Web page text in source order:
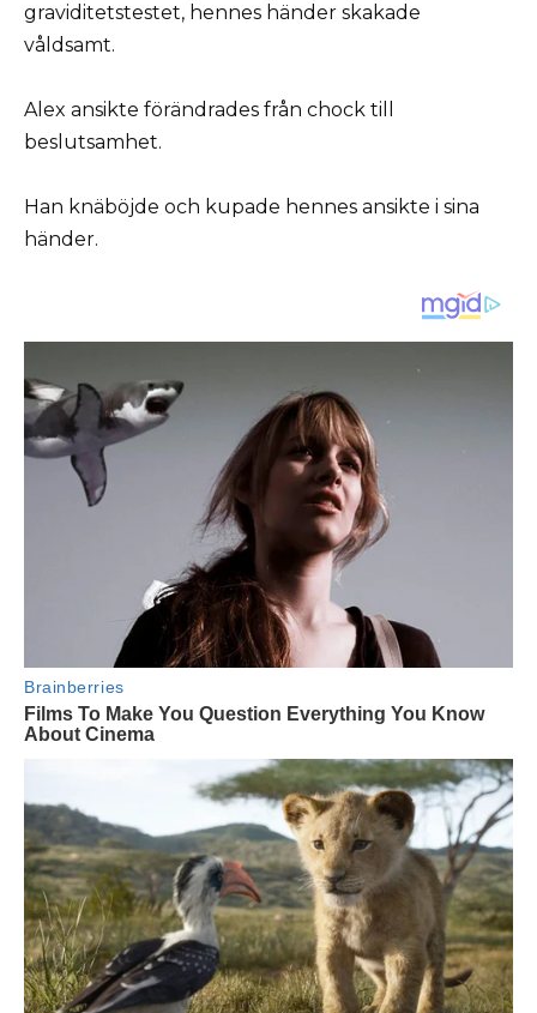
graviditetstestet, hennes händer skakade
våldsamt.
Alex ansikte förändrades från chock till
beslutsamhet.
Han knäböjde och kupade hennes ansikte i sina
händer.